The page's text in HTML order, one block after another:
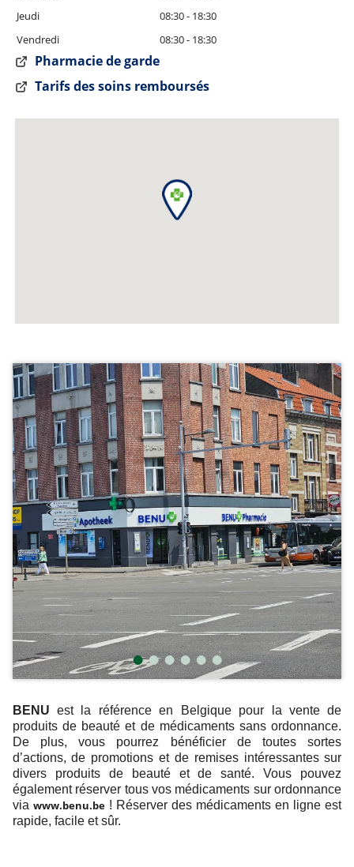
Jeudi
08:30 - 18:30
Vendredi
08:30 - 18:30
Pharmacie de garde
Tarifs des soins remboursés
BENU est la référence en Belgique pour la vente de
produits de beauté et de médicaments sans ordonnance.
De plus, vous pourrez bénéficier de toutes sortes
d’actions, de promotions et de remises intéressantes sur
divers produits de beauté et de santé. Vous pouvez
également réserver tous vos médicaments sur ordonnance
via www.benu.be! Réserver des médicaments en ligne est
rapide, facile et sûr.